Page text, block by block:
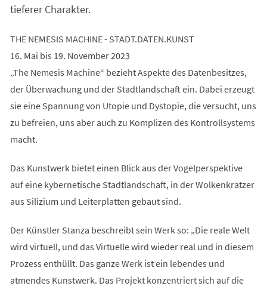
tieferer Charakter.
THE NEMESIS MACHINE - STADT.DATEN.KUNST
16. Mai bis 19. November 2023
„The Nemesis Machine“ bezieht Aspekte des Datenbesitzes,
der Überwachung und der Stadtlandschaft ein. Dabei erzeugt
sie eine Spannung von Utopie und Dystopie, die versucht, uns
zu befreien, uns aber auch zu Komplizen des Kontrollsystems
macht.
Das Kunstwerk bietet einen Blick aus der Vogelperspektive
auf eine kybernetische Stadtlandschaft, in der Wolkenkratzer
aus Silizium und Leiterplatten gebaut sind.
Der Künstler Stanza beschreibt sein Werk so: „Die reale Welt
wird virtuell, und das Virtuelle wird wieder real und in diesem
Prozess enthüllt. Das ganze Werk ist ein lebendes und
atmendes Kunstwerk. Das Projekt konzentriert sich auf die